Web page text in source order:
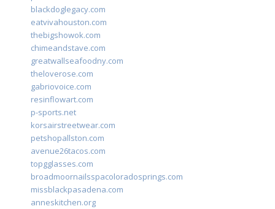
blackdoglegacy.com
eatvivahouston.com
thebigshowok.com
chimeandstave.com
greatwallseafoodny.com
theloverose.com
gabriovoice.com
resinflowart.com
p-sports.net
korsairstreetwear.com
petshopallston.com
avenue26tacos.com
topgglasses.com
broadmoornailsspacoloradosprings.com
missblackpasadena.com
anneskitchen.org